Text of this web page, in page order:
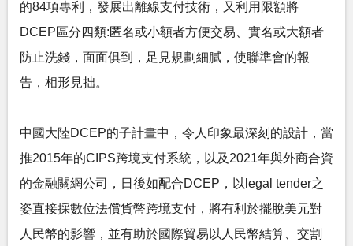
的84項專利，發展出離線支付技術，又利用限額將
DCEP區分四類:匿名或小額者方便交易、實名或大額者
防止洗錢，面面俱到，足見規劃細膩，使聯準會的報
告，相形見拙。
中國大陸DCEP的子計畫中，令人印象最深刻的設計，當
推2015年的CIPS跨境支付系統，以及2021年與外商合資
的金融關網公司，日後如配合DCEP，以legal tender之
姿直接採數位法償貨幣跨境支付，將有利於擺脫美元對
人民幣的影響，並有助於國際貿易以人民幣結算、交割